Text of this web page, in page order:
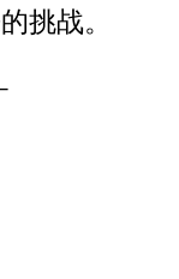
挑战。